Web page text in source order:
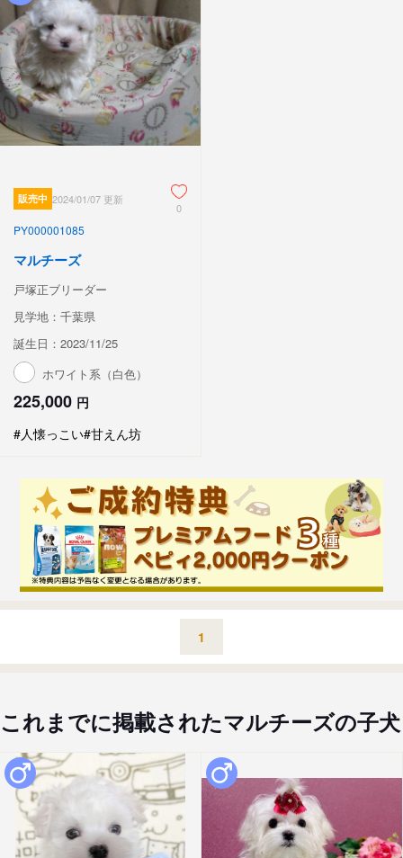
販売中 2024/01/07 更新
0
PY000001085
マルチーズ
戸塚正ブリーダー
見学地：千葉県
誕生日：2023/11/25
ホワイト系（白色）
225,000 円
#人懐っこい#甘えん坊
1
これまでに掲載されたマルチーズの子犬